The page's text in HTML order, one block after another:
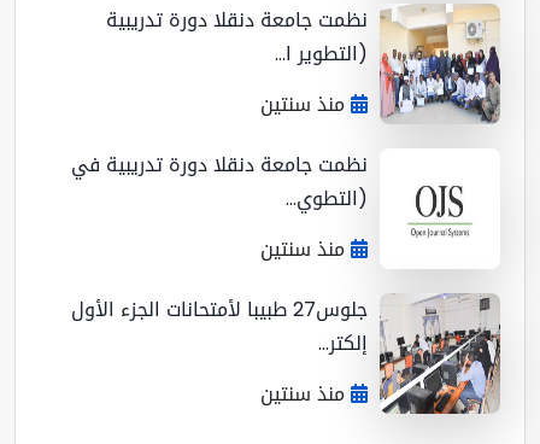
نظمت جامعة دنقلا دورة تدريبية
(التطوير ا...
منذ سنتين
نظمت جامعة دنقلا دورة تدريبية في
(التطوي...
منذ سنتين
جلوس27 طبيبا لأمتحانات الجزء الأول
إلكتر...
منذ سنتين